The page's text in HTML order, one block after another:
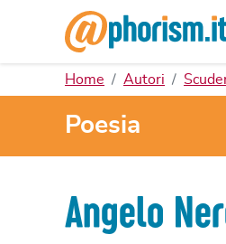
Home Autori
Poesia
Angelo